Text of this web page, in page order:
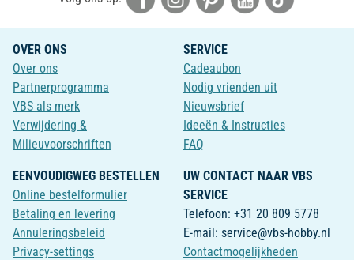
OVER ONS
Over ons
Partnerprogramma
VBS als merk
Verwijdering &
Milieuvoorschriften
SERVICE
Cadeaubon
Nodig vrienden uit
Nieuwsbrief
Ideeën & Instructies
FAQ
EENVOUDIGWEG BESTELLEN
Online bestelformulier
Betaling en levering
Annuleringsbeleid
Privacy-settings
UW CONTACT NAAR VBS
SERVICE
Telefoon: +31 20 809 5778
E-mail: service@vbs-hobby.nl
Contactmogelijkheden